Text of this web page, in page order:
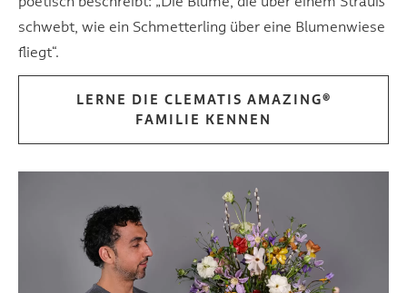
schwebt, wie ein Schmetterling über eine Blumenwiese
fliegt“.
LERNE DIE CLEMATIS AMAZING®
FAMILIE KENNEN